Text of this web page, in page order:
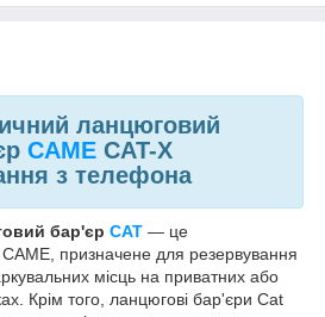
ланцюговий
CAMECAT-X
з телефона
бар'єр CAT — це
призначене для резервування
місць на приватних або
Крім того, ланцюгові бар'єри Cat